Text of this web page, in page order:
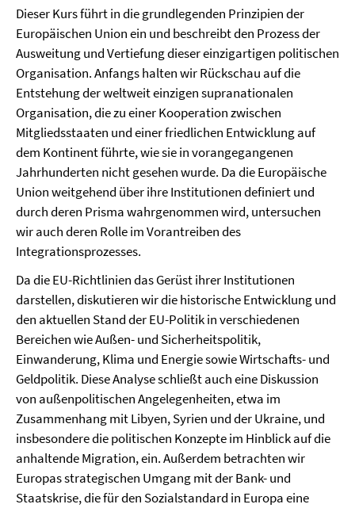
Dieser Kurs führt in die grundlegenden Prinzipien der
Europäischen Union ein und beschreibt den Prozess der
Ausweitung und Vertiefung dieser einzigartigen politischen
Organisation. Anfangs halten wir Rückschau auf die
Entstehung der weltweit einzigen supranationalen
Organisation, die zu einer Kooperation zwischen
Mitgliedsstaaten und einer friedlichen Entwicklung auf
dem Kontinent führte, wie sie in vorangegangenen
Jahrhunderten nicht gesehen wurde. Da die Europäische
Union weitgehend über ihre Institutionen definiert und
durch deren Prisma wahrgenommen wird, untersuchen
wir auch deren Rolle im Vorantreiben des
Integrationsprozesses.
Da die EU-Richtlinien das Gerüst ihrer Institutionen
darstellen, diskutieren wir die historische Entwicklung und
den aktuellen Stand der EU-Politik in verschiedenen
Bereichen wie Außen- und Sicherheitspolitik,
Einwanderung, Klima und Energie sowie Wirtschafts- und
Geldpolitik. Diese Analyse schließt auch eine Diskussion
von außenpolitischen Angelegenheiten, etwa im
Zusammenhang mit Libyen, Syrien und der Ukraine, und
insbesondere die politischen Konzepte im Hinblick auf die
anhaltende Migration, ein. Außerdem betrachten wir
Europas strategischen Umgang mit der Bank- und
Staatskrise, die für den Sozialstandard in Europa eine